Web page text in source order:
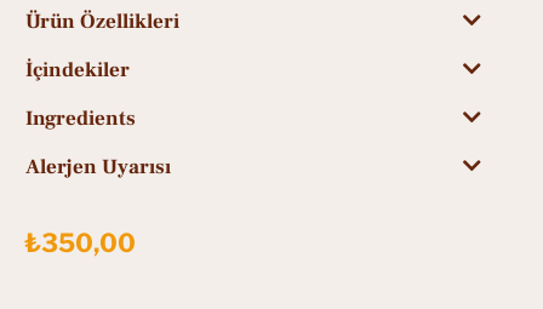
Ürün Özellikleri
İçindekiler
Ingredients
Alerjen Uyarısı
₺350,00